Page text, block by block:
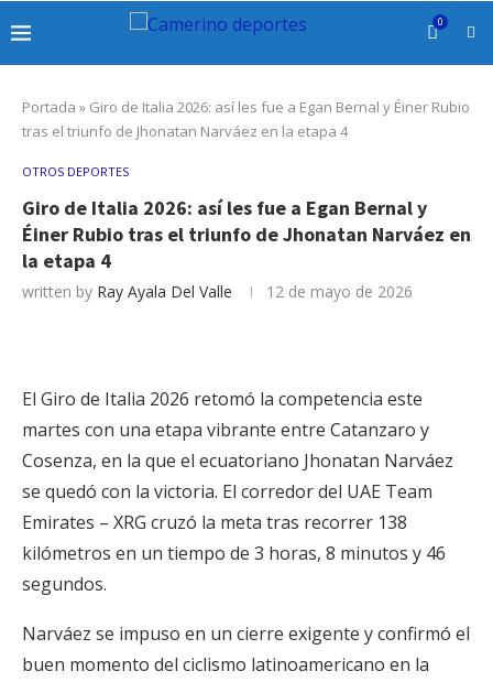
0
Portada » Giro de Italia 2026: así les fue a Egan Bernal y Éiner Rubio
tras el triunfo de Jhonatan Narváez en la etapa 4
OTROS DEPORTES
Giro de Italia 2026: así les fue a Egan Bernal y
Éiner Rubio tras el triunfo de Jhonatan Narváez en
la etapa 4
written by Ray Ayala Del Valle 12 de mayo de 2026
El Giro de Italia 2026 retomó la competencia este
martes con una etapa vibrante entre Catanzaro y
Cosenza, en la que el ecuatoriano Jhonatan Narváez
se quedó con la victoria. El corredor del UAE Team
Emirates – XRG cruzó la meta tras recorrer 138
kilómetros en un tiempo de 3 horas, 8 minutos y 46
segundos.
Narváez se impuso en un cierre exigente y confirmó el
buen momento del ciclismo latinoamericano en la